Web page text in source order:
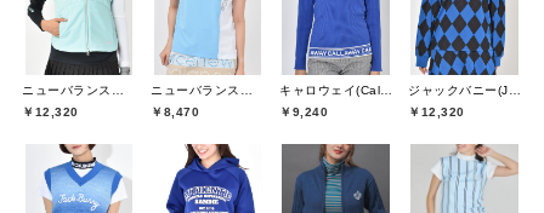
￥12,320
￥8,470
￥9,240
￥12,320